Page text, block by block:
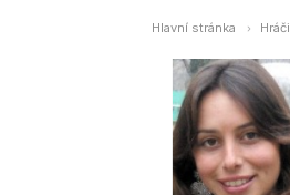
Hlavní stránka Hráči